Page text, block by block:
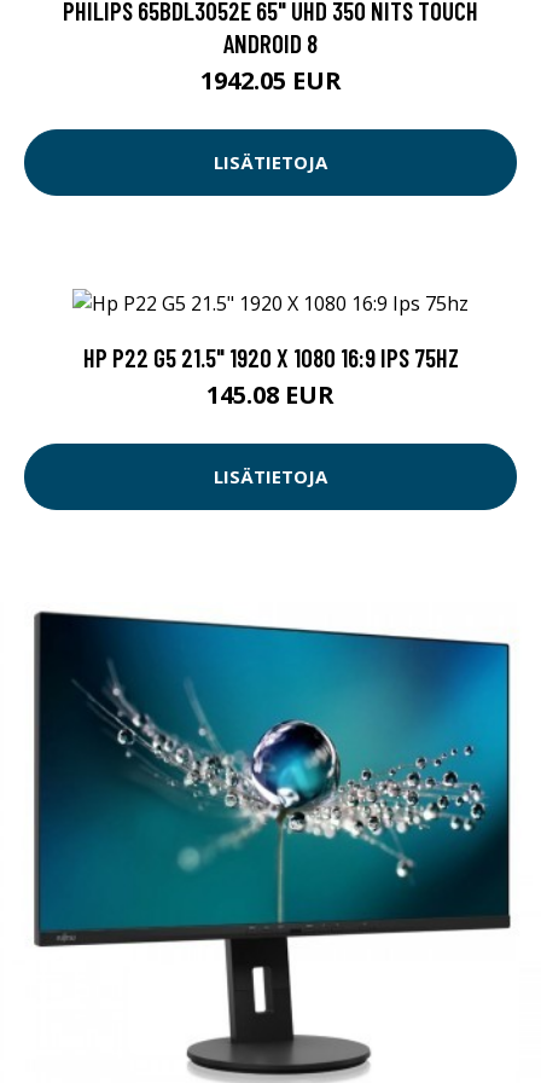
PHILIPS 65BDL3052E 65" UHD 350 NITS TOUCH
ANDROID 8
1942.05 EUR
LISÄTIETOJA
HP P22 G5 21.5" 1920 X 1080 16:9 IPS 75HZ
145.08 EUR
LISÄTIETOJA